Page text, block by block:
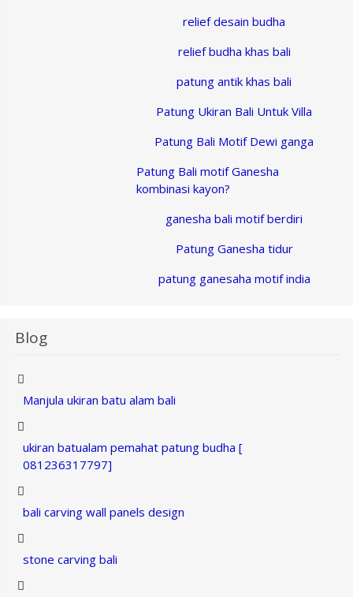
relief desain budha
relief budha khas bali
patung antik khas bali
Patung Ukiran Bali Untuk Villa
Patung Bali Motif Dewi ganga
Patung Bali motif Ganesha
kombinasi kayon?
ganesha bali motif berdiri
Patung Ganesha tidur
patung ganesaha motif india
Blog
Manjula ukiran batu alam bali
ukiran batualam pemahat patung budha [
081236317797]
bali carving wall panels design
stone carving bali